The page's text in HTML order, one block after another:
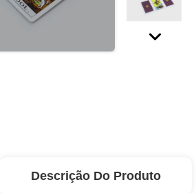
Descrição Do Produto